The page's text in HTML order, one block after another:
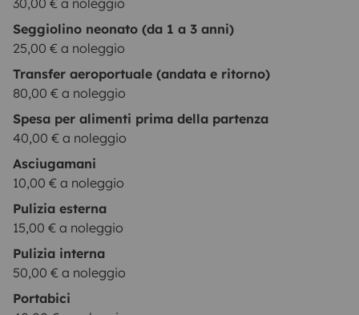
Seggiolino neonato (da 1 a 3 anni)
25,00 € a noleggio
Transfer aeroportuale (andata e ritorno)
80,00 € a noleggio
Spesa per alimenti prima della partenza
40,00 € a noleggio
Asciugamani
10,00 € a noleggio
Pulizia esterna
15,00 € a noleggio
Pulizia interna
50,00 € a noleggio
Portabici